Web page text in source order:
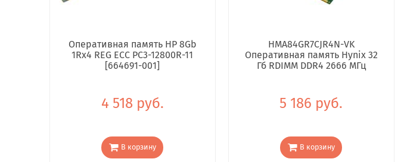
Оперативная память HP 8Gb
1Rx4 REG ECC PC3-12800R-11
[664691-001]
4 518 руб.
В корзину
HMA84GR7CJR4N-VK
Оперативная память Hynix 32
Гб RDIMM DDR4 2666 МГц
5 186 руб.
В корзину